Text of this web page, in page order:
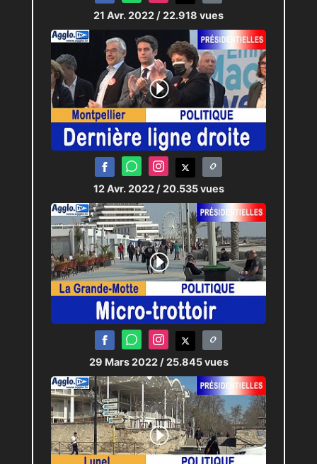
21 Avr. 2022 / 22.918 vues
12 Avr. 2022 / 20.535 vues
29 Mars 2022 / 25.845 vues